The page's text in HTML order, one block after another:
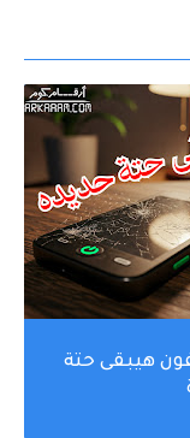
هيبقى حتة